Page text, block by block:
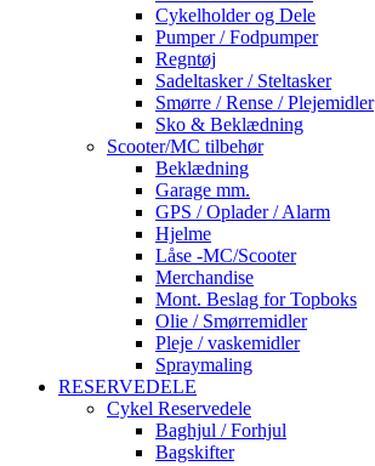
Cykelholder og Dele
Pumper / Fodpumper
Regntøj
Sadeltasker / Steltasker
Smørre / Rense / Plejemidler
Sko & Beklædning
Scooter/MC tilbehør
Beklædning
Garage mm.
GPS / Oplader / Alarm
Hjelme
Låse -MC/Scooter
Merchandise
Mont. Beslag for Topboks
Olie / Smørremidler
Pleje / vaskemidler
Spraymaling
RESERVEDELE
Cykel Reservedele
Baghjul / Forhjul
Bagskifter